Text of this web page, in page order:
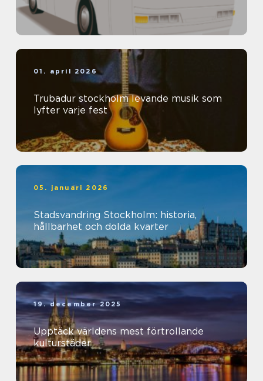
01. april 2026
Trubadur stockholm levande musik som
lyfter varje fest
05. januari 2026
Stadsvandring Stockholm: historia,
hållbarhet och dolda kvarter
19. december 2025
Upptäck världens mest förtrollande
kulturstäder